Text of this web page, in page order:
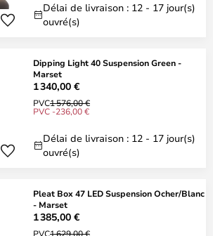
Délai de livraison : 12 - 17 jour(s)
ouvré(s)
Dipping Light 40 Suspension Green -
Marset
1 340,00 €
PVC1 576,00 €
PVC -236,00 €
Délai de livraison : 12 - 17 jour(s)
ouvré(s)
Pleat Box 47 LED Suspension Ocher/Blanc
- Marset
1 385,00 €
PVC1 629,00 €